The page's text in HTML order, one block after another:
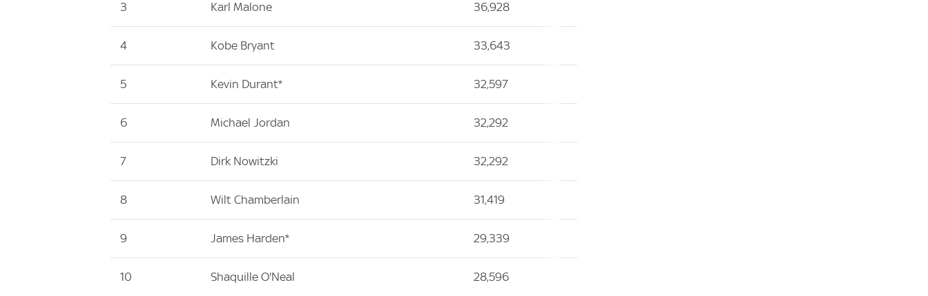
3 Karl Malone 36,928
4 Kobe Bryant 33,643
5 Kevin Durant* 32,597
6 Michael Jordan 32,292
7 Dirk Nowitzki 32,292
8 Wilt Chamberlain 31,419
9 James Harden* 29,339
10 Shaquille O'Neal 28,596